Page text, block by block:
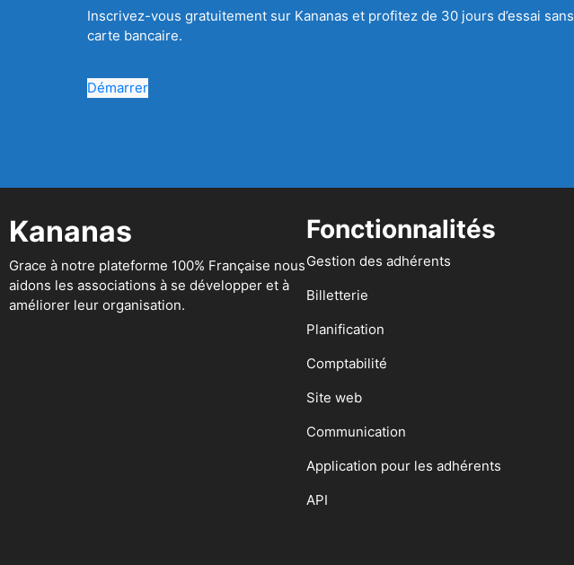
Inscrivez-vous gratuitement sur Kananas et profitez de 30 jours d’essai sans
carte bancaire.
Démarrer
Kananas
Grace à notre plateforme 100% Française nous
aidons les associations à se développer et à
améliorer leur organisation.
Fonctionnalités
Gestion des adhérents
Billetterie
Planification
Comptabilité
Site web
Communication
Application pour les adhérents
API